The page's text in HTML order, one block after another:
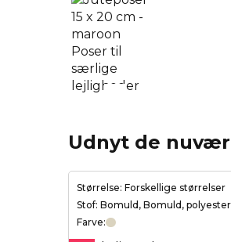
Udnyt de
Størrelse: Forskellige størrelser
Stof: Bomuld, Bomuld, polyester
Farve: